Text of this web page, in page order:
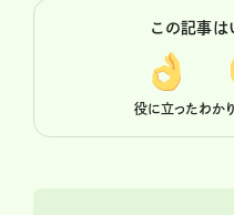
この記事は
役に立ったわか